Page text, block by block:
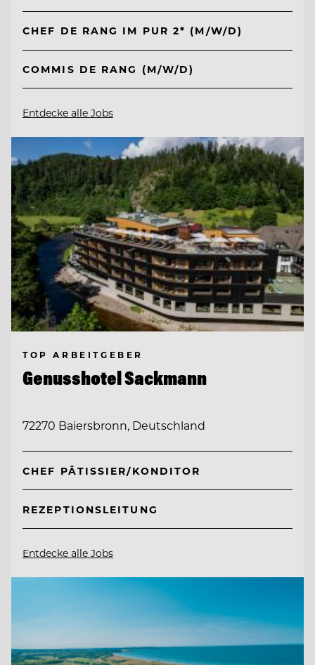
CHEF DE RANG IM PUR 2* (M/W/D)
COMMIS DE RANG (M/W/D)
Entdecke alle Jobs
TOP ARBEITGEBER
Genusshotel Sackmann
72270 Baiersbronn, Deutschland
CHEF PÂTISSIER/KONDITOR
REZEPTIONSLEITUNG
Entdecke alle Jobs